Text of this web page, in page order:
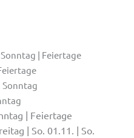
| Feiertage
Sonntag
| Feiertage
| So. 01.11. | So.